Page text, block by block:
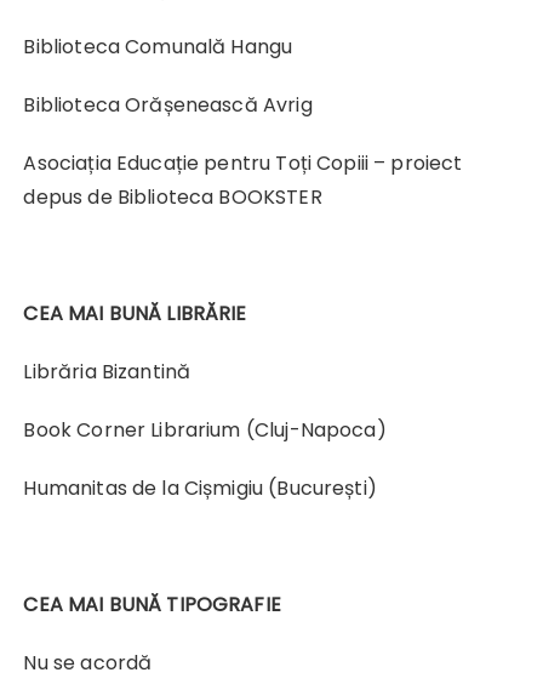
Biblioteca Comunală Hangu
Biblioteca Orășenească Avrig
Asociația Educație pentru Toți Copiii – proiect
depus de Biblioteca BOOKSTER
CEA MAI BUNĂ LIBRĂRIE
Librăria Bizantină
Book Corner Librarium (Cluj-Napoca)
Humanitas de la Cișmigiu (București)
CEA MAI BUNĂ TIPOGRAFIE
Nu se acordă